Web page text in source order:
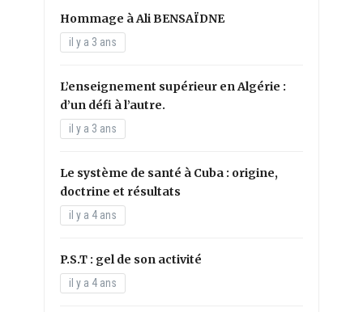
Hommage à Ali BENSAÏDNE
il y a 3 ans
L’enseignement supérieur en Algérie :
d’un défi à l’autre.
il y a 3 ans
Le système de santé à Cuba : origine,
doctrine et résultats
il y a 4 ans
P.S.T : gel de son activité
il y a 4 ans